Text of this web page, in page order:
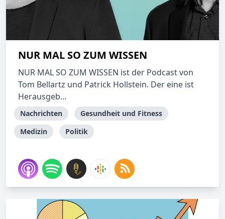
NUR MAL SO ZUM WISSEN
NUR MAL SO ZUM WISSEN ist der Podcast von
Tom Bellartz und Patrick Hollstein. Der eine ist
Herausgeb...
Nachrichten
Gesundheit und Fitness
Medizin
Politik